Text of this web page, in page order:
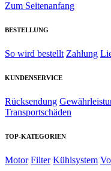
Zum Seitenanfang
BESTELLUNG
So wird bestellt Zahlung
KUNDENSERVICE
Rücksendung
Transportschäden
TOP-KATEGORIEN
Motor Filter Kühlsystem